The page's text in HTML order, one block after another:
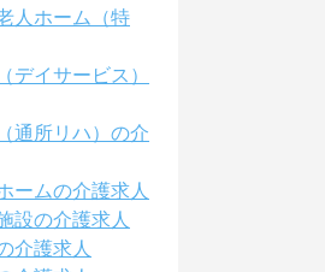
人ホーム（特
デイサービス）
通所リハ）の介
ームの介護求人
設の介護求人
介護求人